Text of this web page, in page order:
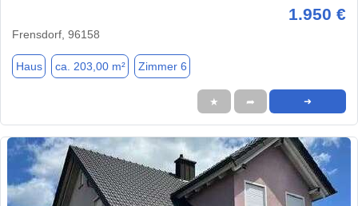
1.950 €
Frensdorf, 96158
Haus ca. 203,00 m² Zimmer 6
★ ➦ ➜